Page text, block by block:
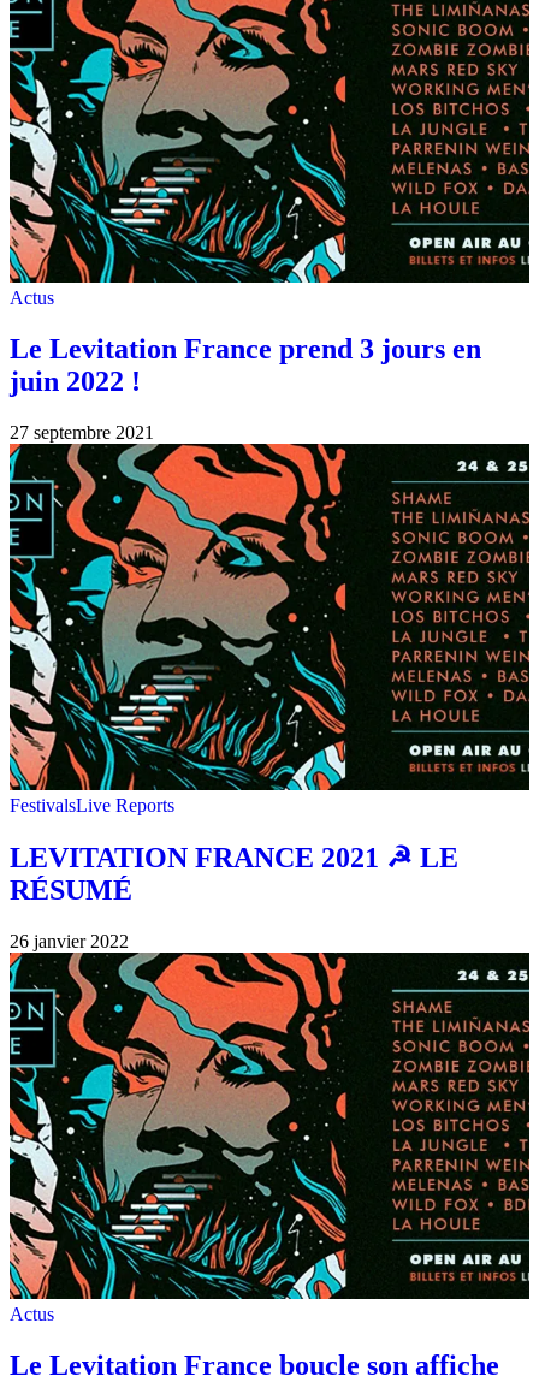
Actus
Le Levitation France prend 3 jours en
juin 2022 !
27 septembre 2021
FestivalsLive Reports
LEVITATION FRANCE 2021 ☭ LE
RÉSUMÉ
26 janvier 2022
Actus
Le Levitation France boucle son affiche